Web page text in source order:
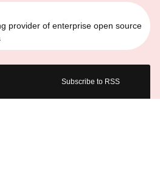
provider of enterprise open source
Subscribe to RSS